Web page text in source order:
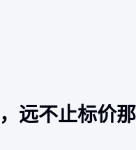
远不止标价